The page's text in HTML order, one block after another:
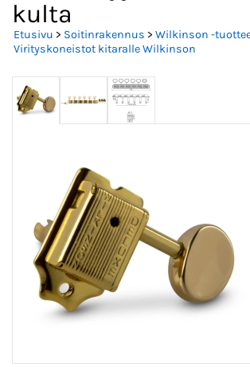
kulta
Etusivu > Soitinrakennus > Wilkinson -
Virityskoneistot kitaralle Wilkinson